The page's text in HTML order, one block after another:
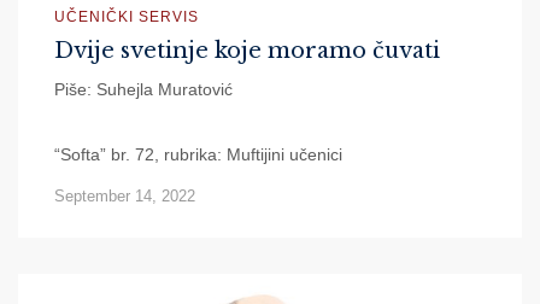
UČENIČKI SERVIS
Dvije svetinje koje moramo čuvati
Piše: Suhejla Muratović
“Softa” br. 72, rubrika: Muftijini učenici
September 14, 2022